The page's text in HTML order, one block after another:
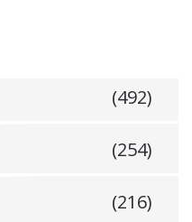
(492)
(254)
(216)